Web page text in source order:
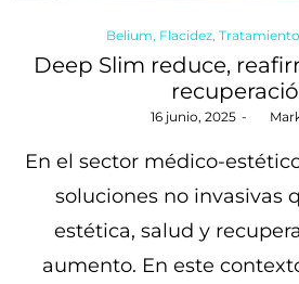
Posted
in
Belium Flacidez
Deep Slim reduce,
Posted
16 junio, 2025
En el sector médico-
soluciones no invasivas
estética, salud y
aumento. En este